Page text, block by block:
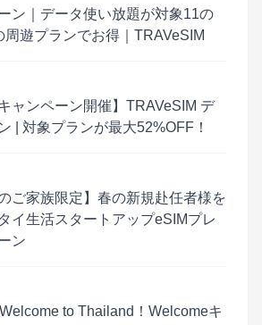
ン｜データ使い放題が対象11の
周遊プランでお得｜TRAVeSIM
ャンペーン開催】TRAVeSIM デ
| 対象プランが最大52%OFF！
ご家族限定】春の新規赴任者様を
イ生活スタートアップeSIMプレ
ン
to Thailand！Welcomeキ